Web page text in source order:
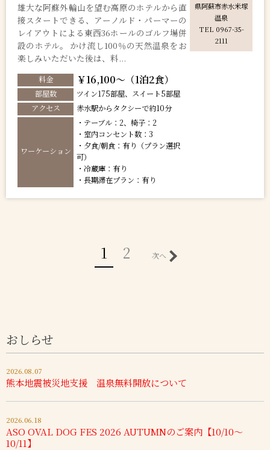
雄大な阿蘇外輪山を望む高原のホテルから直
接スタートできる、アーノルド・パーマーの
レイアウトによる東西36ホールのゴルフ場併
設のホテル。 かけ流し100％の天然温泉をお
楽しみいただいた後は、料...
料金 ￥16,100～（1泊2食）
部屋数
ツイン175部屋、スイート5部屋
アクセス
赤水駅からタクシーで約10分
ワーケーション
・テーブル：2、椅子：2
・室内コンセント数：3
・夕食/朝食：有り（プラン選択
可）
・冷蔵庫：有り
・長期滞在プラン：有り
県阿蘇市赤水米塚
温泉
TEL 0967-35-
2111
1 2 次へ
おしらせ
2026.08.07
熊本地震被災地支援 温泉無料開放について
2026.06.18
ASO OVAL DOG FES 2026 AUTUMNのご案内【10/10～
10/11】